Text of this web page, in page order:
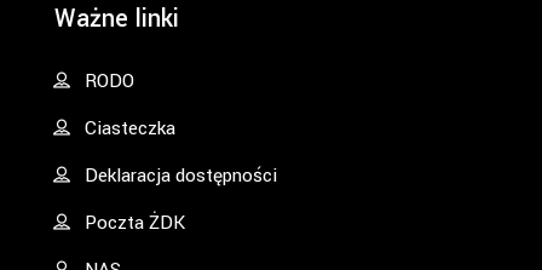
Ważne linki
RODO
Ciasteczka
Deklaracja dostępności
Poczta ŻDK